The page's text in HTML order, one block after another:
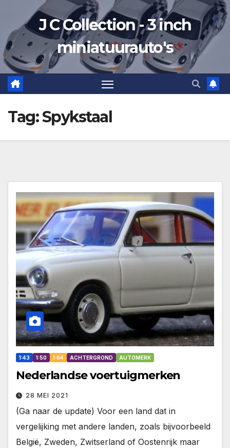
de
inhoud
J C Collection - 3 inch
miniatuurauto's
Tag:Spykstaal
1:43 1:50 1:64 ACHTERGROND AUTOMERK
Nederlandse voertuigmerken
28 MEI 2021
(Ga naar de update) Voor een land dat in
vergelijking met andere landen, zoals bijvoorbeeld
België, Zweden, Zwitserland of Oostenrijk maar